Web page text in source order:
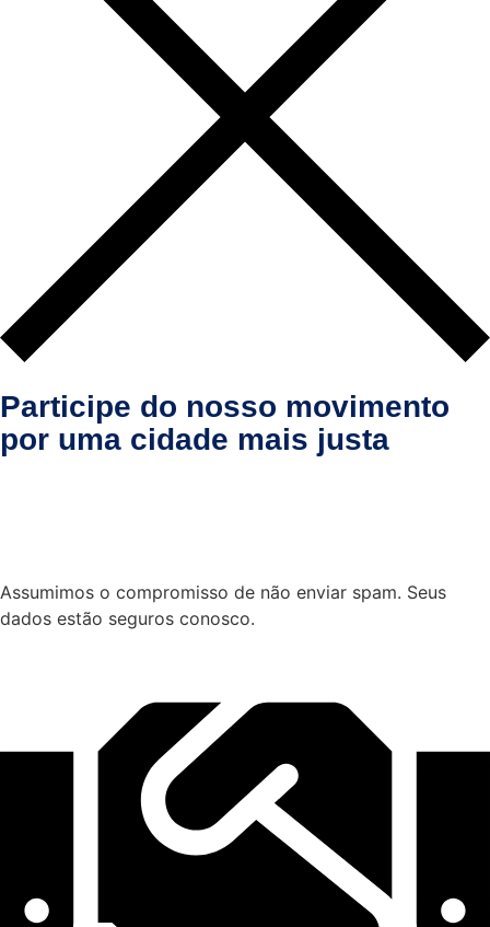
Participe do nosso movimento
por uma cidade mais justa
Assumimos o compromisso de não enviar spam. Seus
dados estão seguros conosco.